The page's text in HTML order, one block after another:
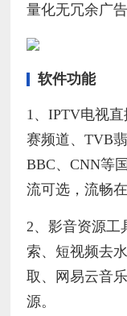
量化无冗余广
软件功能
1、IPTV电视
赛频道、TVB
BBC、CNN等
流可选，流畅
2、影音资源工
索、短视频去
取、网易云音
源。